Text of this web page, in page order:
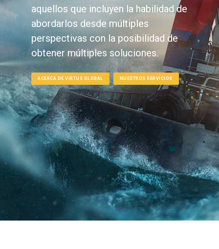
aquellos que incluyen la habilidad de
abordarlos desde múltiples
perspectivas con la posibilidad de
obtener múltiples soluciones.
ACERCA DE VIRTUS GLOBAL NUESTROS SERVICIOS